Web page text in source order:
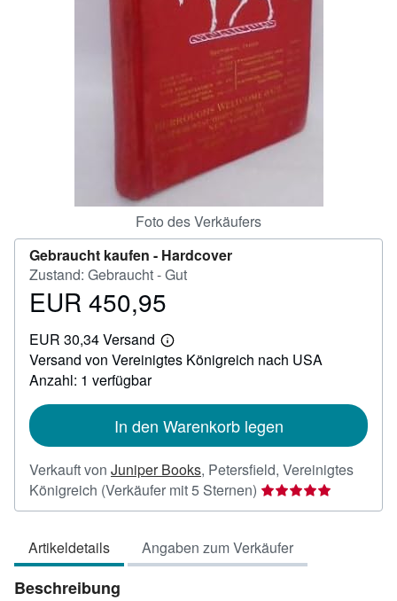
Foto des Verkäufers
Gebraucht kaufen - Hardcover
Zustand: Gebraucht - Gut
Preis
450,95
EUR 450,95
EUR 30,34 Versand
Weitere
Informationen
Versand von Vereinigtes Königreich nach USA
Anzahl: 1 verfügbar
In den Warenkorb legen
Verkauft von Juniper Books, Petersfield, Vereinigtes
Königreich (Verkäufer mit 5 Sternen) Verkäuferbewertung
5
5
Sternen
Artikeldetails Angaben zum Verkäufer
Beschreibung